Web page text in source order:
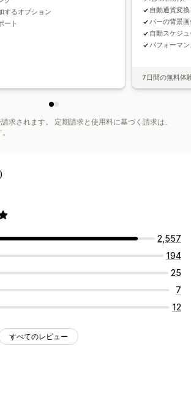
するオプション
ート
自動通貨変換
バーの背景
自動スケジ
パフォーマ
7日間の無料体
求されます。 定期請求と使用料に基づく請求は、
2,557
194
25
7
12
すべてのレビュー